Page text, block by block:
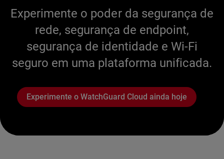
Experimente o poder da segurança de
rede, segurança de endpoint,
segurança de identidade e Wi-Fi
seguro em uma plataforma unificada.
Experimente o WatchGuard Cloud ainda hoje